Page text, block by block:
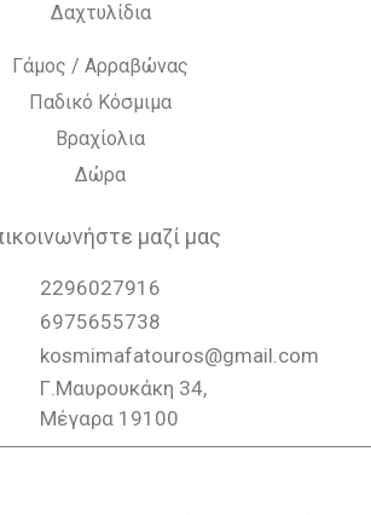
Δαχτυλίδια
Γάμος / Αρραβώνας
Παδικό Κόσμιμα
Βραχίολια
Δώρα
μαζί μας
2296027916
6975655738
kosmimafatouros@gmail.com
Γ.Μαυρουκάκη 34,
Μέγαρα 19100